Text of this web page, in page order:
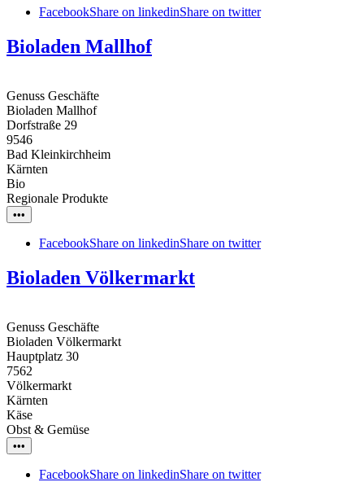
FacebookShare on linkedinShare on twitter
Bioladen Mallhof
Genuss Geschäfte
Bioladen Mallhof
Dorfstraße 29
9546
Bad Kleinkirchheim
Kärnten
Bio
Regionale Produkte
•••
FacebookShare on linkedinShare on twitter
Bioladen Völkermarkt
Genuss Geschäfte
Bioladen Völkermarkt
Hauptplatz 30
7562
Völkermarkt
Kärnten
Käse
Obst & Gemüse
•••
FacebookShare on linkedinShare on twitter